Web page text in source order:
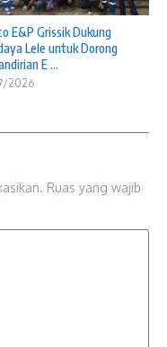
E&P Grissik Dukung
Lele untuk Dorong
E ...
2026
Ruas yang wajib